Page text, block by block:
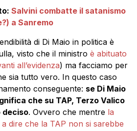
Salvini combatte il satanismo
a Sanremo
di Di Maio in politica è
visto che il ministro è abituato
all’evidenza) ma facciamo per
sia tutto vero. In questo caso
conseguente: se Di Maio
che su TAP, Terzo Valico
deciso. Ovvero che mentre la
dire che la TAP non si sarebbe